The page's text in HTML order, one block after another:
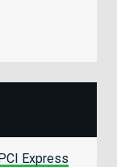
Express